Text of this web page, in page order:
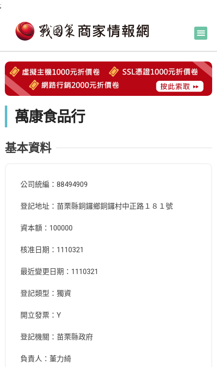
;
萬康食品行
基本資料
公司統編：88494909
登記地址：苗栗縣銅鑼鄉銅鑼村中正路１８１號
資本額：100000
核准日期：1110321
最近變更日期：1110321
登記類型：獨資
開立發票：Y
登記機關：苗栗縣政府
負責人：董力綺